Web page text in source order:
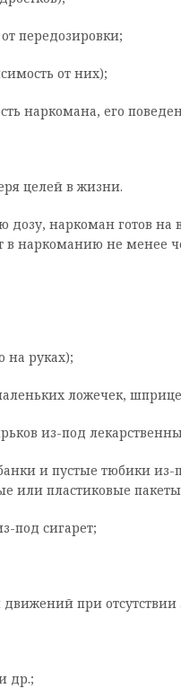
передозировки;
от них);
наркомана, его
целей в жизни.
дозу, наркоман готов на
в наркоманию не менее
на руках);
ложечек,
из-под
и пустые тюбики из-
или пластиковые
под сигарет;
при отсутствии
др.;